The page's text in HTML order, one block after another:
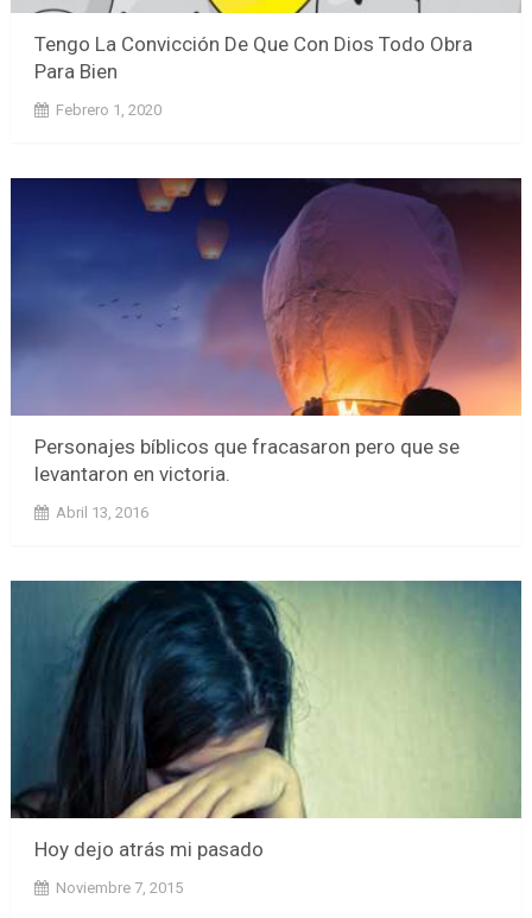
Tengo La Convicción De Que Con Dios Todo Obra
Para Bien
Febrero 1, 2020
Personajes bíblicos que fracasaron pero que se
levantaron en victoria.
Abril 13, 2016
Hoy dejo atrás mi pasado
Noviembre 7, 2015